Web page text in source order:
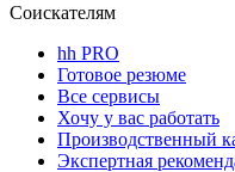
Соискателям
hh PRO
Готовое резюме
Все сервисы
Хочу у вас работать
Производственный
Экспертная